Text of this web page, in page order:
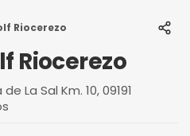
Riocerezo
Riocerezo
La Sal Km. 10, 09191